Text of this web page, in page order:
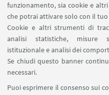
funzionamento, sia cookie e
che potrai attivare solo con il tuo
Cookie e altri strumenti di
analisi statistiche, misure
istituzionale e analisi dei
Se chiudi questo banner
necessari.
Puoi esprimere il consenso sui
Area
SEGUI